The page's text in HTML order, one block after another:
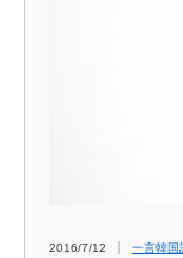
2016/7/12 一言韓国